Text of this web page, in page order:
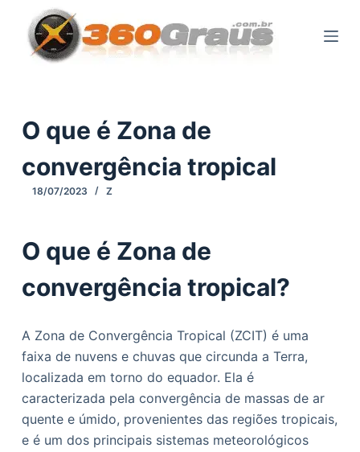
p
o
d
o
O que é Zona de
convergência tropical
18/07/2023 Z
O que é Zona de
convergência tropical?
A Zona de Convergência Tropical (ZCIT) é uma
faixa de nuvens e chuvas que circunda a Terra,
localizada em torno do equador. Ela é
caracterizada pela convergência de massas de ar
quente e úmido, provenientes das regiões tropicais,
e é um dos principais sistemas meteorológicos